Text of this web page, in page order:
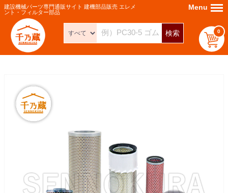
建設機械パーツ専門通販サイト 建機部品販売 エレメ
ント・フィルター部品
検索 0
Menu Menu